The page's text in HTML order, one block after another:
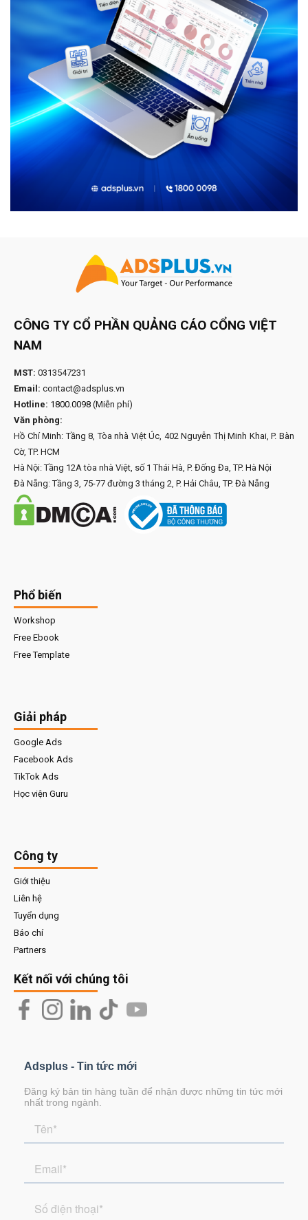
CÔNG TY CỔ PHẦN QUẢNG CÁO CỔNG VIỆT
NAM
MST: 0313547231
Email: contact@adsplus.vn
Hotline: 1800.0098 (Miễn phí)
Văn phòng:
Hồ Chí Minh: Tầng 8, Tòa nhà Việt Úc, 402 Nguyễn Thị Minh Khai, P. Bàn
Cờ, TP. HCM
Hà Nội: Tầng 12A tòa nhà Việt, số 1 Thái Hà, P. Đống Đa, TP. Hà Nội
Đà Nẵng: Tầng 3, 75-77 đường 3 tháng 2, P. Hải Châu, TP. Đà Nẵng
Phổ biến
Workshop
Free Ebook
Free Template
Giải pháp
Google Ads
Facebook Ads
TikTok Ads
Học viện Guru
Công ty
Giới thiệu
Liên hệ
Tuyển dụng
Báo chí
Partners
Kết nối với chúng tôi